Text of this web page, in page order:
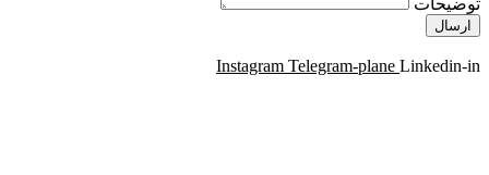
ارسال
Instagram Telegram-plane Linkedin-in